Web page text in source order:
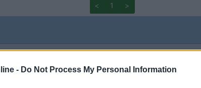
- Do Not Process My Personal Information
< 1 >
Berlino. Conoscete qualche Camping nella zona di